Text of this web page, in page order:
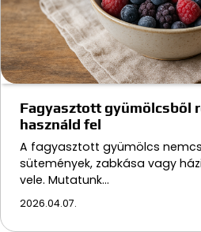
Fagyasztott gyümölcsből
használd fel
A fagyasztott gyümölcs
sütemények, zabkása vagy
vele. Mutatunk…
2026.04.07.